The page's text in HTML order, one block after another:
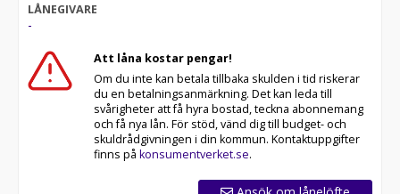
LÅNEGIVARE
-
Att låna kostar pengar!
Om du inte kan betala tillbaka skulden i tid riskerar
du en betalningsanmärkning. Det kan leda till
svårigheter att få hyra bostad, teckna abonnemang
och få nya lån. För stöd, vänd dig till budget- och
skuldrådgivningen i din kommun. Kontaktuppgifter
finns på konsumentverket.se.